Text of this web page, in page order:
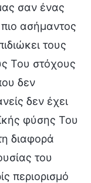
σαν ένας
ασήμαντος
τους
Του στόχους
δεν
δεν έχει
φύσης Του
διαφορά
του
περιορισμό